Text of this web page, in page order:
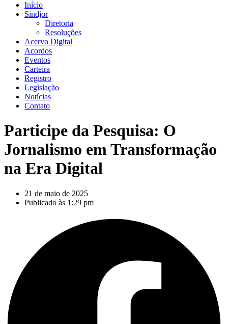
Início
Sindjor
Diretoria
Resoluções
Acervo Digital
Acordos
Eventos
Carteira
Registro
Legislação
Notícias
Contato
Participe da Pesquisa: O
Jornalismo em Transformação
na Era Digital
21 de maio de 2025
Publicado às 1:29 pm